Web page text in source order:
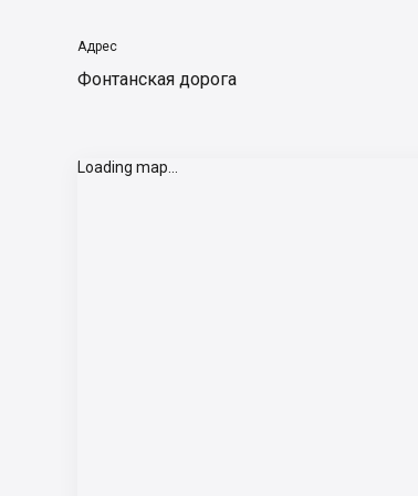
Адрес
Фонтанская дорога
Loading map...